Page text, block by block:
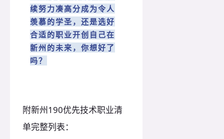
续努力凑高分成为令人
羡慕的学圣，还是选好
合适的职业开创自己在
新州的未来，你想好了
吗？
附新州190优先技术职业清
单完整列表：